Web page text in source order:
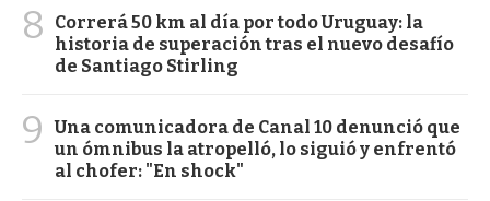
8
Correrá 50 km al día por todo Uruguay: la
historia de superación tras el nuevo desafío
de Santiago Stirling
9
Una comunicadora de Canal 10 denunció que
un ómnibus la atropelló, lo siguió y enfrentó
al chofer: "En shock"